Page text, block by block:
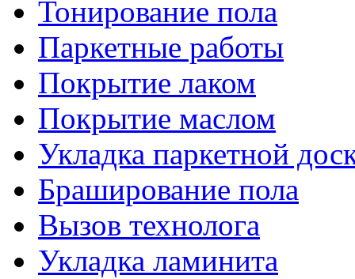
Тонирование пола
Паркетные работы
Покрытие лаком
Покрытие маслом
Укладка паркетной
Браширование пола
Вызов технолога
Укладка ламинита